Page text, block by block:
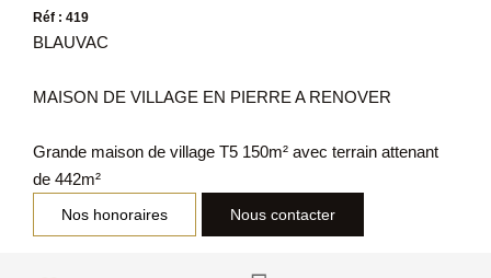
Réf : 419
BLAUVAC
MAISON DE VILLAGE EN PIERRE A RENOVER
Grande maison de village T5 150m² avec terrain attenant
de 442m²
Nos honoraires Nous contacter